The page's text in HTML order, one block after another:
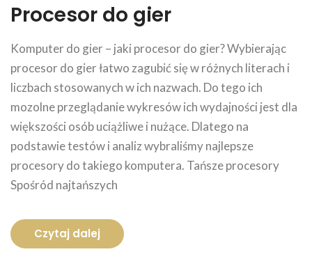
Procesor do gier
Komputer do gier – jaki procesor do gier? Wybierając
procesor do gier łatwo zagubić się w różnych literach i
liczbach stosowanych w ich nazwach. Do tego ich
mozolne przeglądanie wykresów ich wydajności jest dla
większości osób uciążliwe i nużące. Dlatego na
podstawie testów i analiz wybraliśmy najlepsze
procesory do takiego komputera. Tańsze procesory
Spośród najtańszych
Czytaj dalej